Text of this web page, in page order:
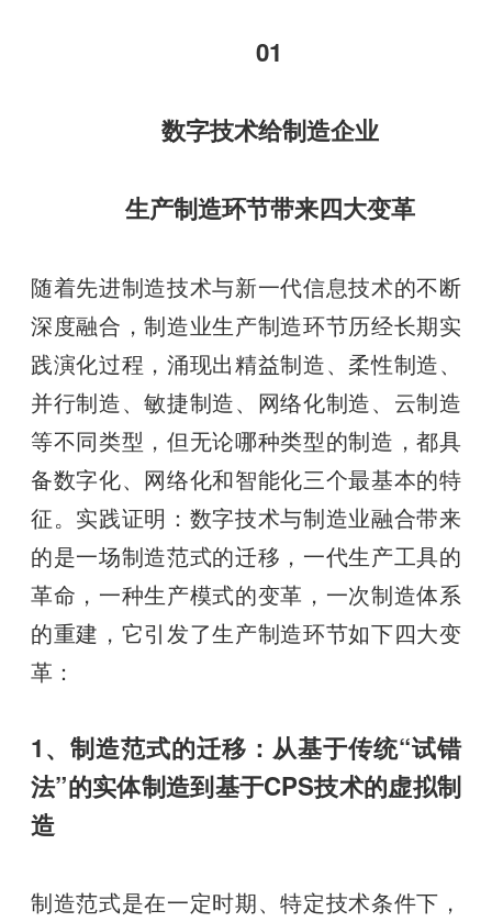
01
数字技术给制造企业
生产制造环节带来四大变革
随着先进制造技术与新一代信息技术的不断
深度融合，制造业生产制造环节历经长期实
践演化过程，涌现出精益制造、柔性制造、
并行制造、敏捷制造、网络化制造、云制造
等不同类型，但无论哪种类型的制造，都具
备数字化、网络化和智能化三个最基本的特
征。实践证明：数字技术与制造业融合带来
的是一场制造范式的迁移，一代生产工具的
革命，一种生产模式的变革，一次制造体系
的重建，它引发了生产制造环节如下四大变
革：
1、制造范式的迁移：从基于传统“试错
法”的实体制造到基于CPS技术的虚拟制
造
制造范式是在一定时期、特定技术条件下，